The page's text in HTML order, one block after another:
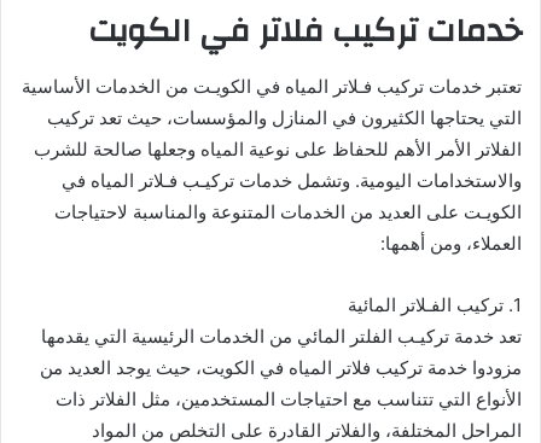
خدمات تركيب فلاتر في الكويت
تعتبر خدمات تركيب فـلاتر المياه في الكويـت من الخدمات الأساسية
التي يحتاجها الكثيرون في المنازل والمؤسسات، حيث تعد تركيب
الفلاتر الأمر الأهم للحفاظ على نوعية المياه وجعلها صالحة للشرب
والاستخدامات اليومية. وتشمل خدمات تركيـب فـلاتر المياه في
الكويـت على العديد من الخدمات المتنوعة والمناسبة لاحتياجات
العملاء، ومن أهمها:
1. تركيب الفـلاتر المائية
تعد خدمة تركيـب الفلتر المائي من الخدمات الرئيسية التي يقدمها
مزودوا خدمة تركيب فلاتر المياه في الكويت، حيث يوجد العديد من
الأنواع التي تتناسب مع احتياجات المستخدمين، مثل الفلاتر ذات
المراحل المختلفة، والفلاتر القادرة على التخلص من المواد